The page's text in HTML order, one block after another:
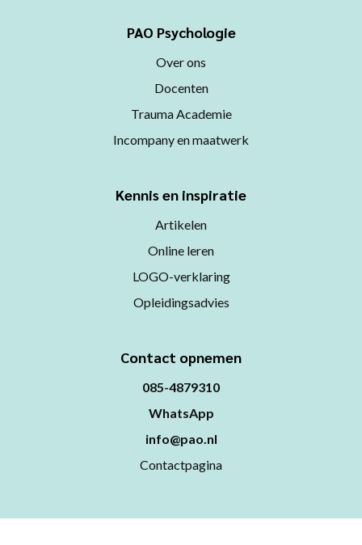
PAO Psychologie
Over ons
Docenten
Trauma Academie
Incompany en maatwerk
Kennis en inspiratie
Artikelen
Online leren
LOGO-verklaring
Opleidingsadvies
Contact opnemen
085-4879310
WhatsApp
info@pao.nl
Contactpagina